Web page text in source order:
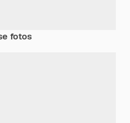
fotos